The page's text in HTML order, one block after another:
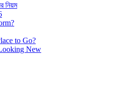
নিয়ম
to Go?
New